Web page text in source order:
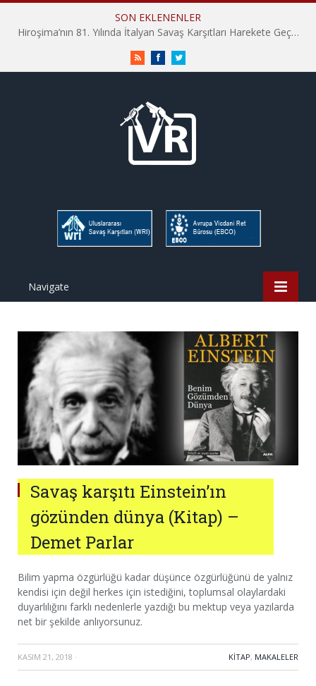
SON EKLENENLER
Hiroşima’nın 81. Yılında İtalyan Savaş Karşıtları Harekete Geçti: “Hatırlamak yeterli değil”
RSS FacebookTwitter
Navigate
Savaş karşıtı Einstein’ın
gözünden dünya (Kitap) –
Demet Parlar
Bilim yapma özgürlüğü kadar düşünce özgürlüğünü de yalnız
kendisi için değil herkes için istediğini, toplumsal olaylardaki
duyarlılığını farklı nedenlerle yazdığı bu mektup veya yazılarda
net bir şekilde anlıyorsunuz.
KASIM 21, 2018 · KITAP, MAKALELER